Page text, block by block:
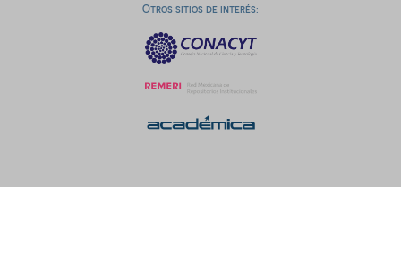
Otros sitios de interés: